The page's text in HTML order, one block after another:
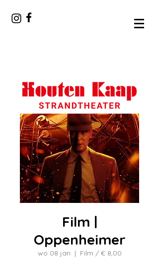
Film |
Oppenheimer
wo 08 jan
  |
Film / € 8,00